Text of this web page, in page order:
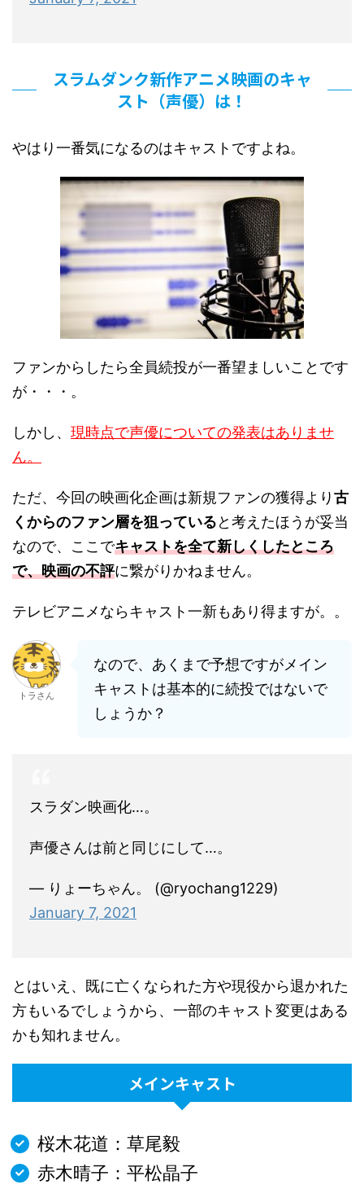
スラムダンク新作アニメ映画のキャ
スト（声優）は！
やはり一番気になるのはキャストですよね。
ファンからしたら全員続投が一番望ましいことです
が・・・。
しかし、 現時点で声優についての発表はありませ
ん。
ただ、今回の映画化企画は新規ファンの獲得より古
くからのファン層を狙っていると考えたほうが妥当
なので、ここでキャストを全て新しくしたところ
で、映画の不評に繋がりかねません。
テレビアニメならキャスト一新もあり得ますが。。
トラさん
なので、あくまで予想ですがメイン
キャストは基本的に続投ではないで
しょうか？
スラダン映画化…。
声優さんは前と同じにして…。
— りょーちゃん。 (@ryochang1229)
January 7, 2021
とはいえ、既に亡くなられた方や現役から退かれた
方もいるでしょうから、一部のキャスト変更はある
かも知れません。
メインキャスト
桜木花道：草尾毅
赤木晴子：平松晶子